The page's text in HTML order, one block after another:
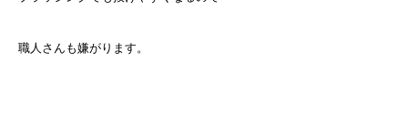
職人さんも嫌がります。